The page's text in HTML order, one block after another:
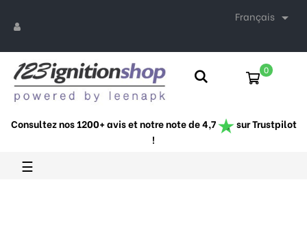
Français 
0
Consultez nos 1200+ avis et notre note de 4,7
sur Trustpilot
!
Basculer
la
☰